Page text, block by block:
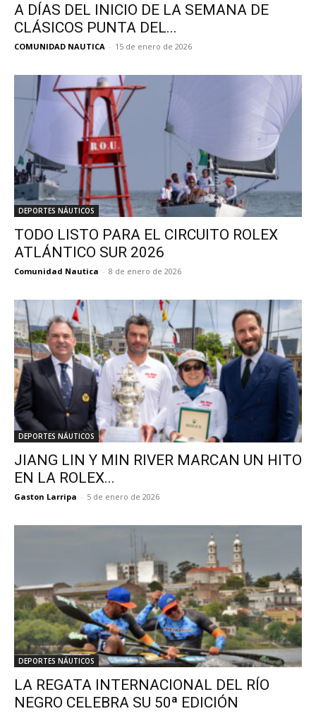
A DÍAS DEL INICIO DE LA SEMANA DE
CLÁSICOS PUNTA DEL...
COMUNIDAD NAUTICA - 15 de enero de 2026
DEPORTES NÁUTICOS
TODO LISTO PARA EL CIRCUITO ROLEX
ATLÁNTICO SUR 2026
Comunidad Nautica - 8 de enero de 2026
DEPORTES NÁUTICOS
JIANG LIN Y MIN RIVER MARCAN UN HITO
EN LA ROLEX...
Gaston Larripa - 5 de enero de 2026
DEPORTES NÁUTICOS
LA REGATA INTERNACIONAL DEL RÍO
NEGRO CELEBRA SU 50ª EDICIÓN